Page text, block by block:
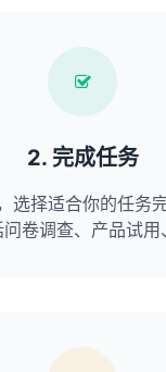
2. 完成任务
选择适合你的任务
卷调查、产品试用